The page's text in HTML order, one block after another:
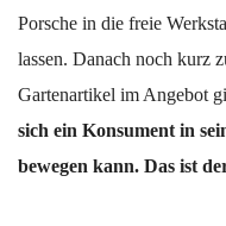
Porsche in die freie
lassen. Danach noch kurz
Gartenartikel im Angebot
sich ein Konsument in
bewegen kann. Das ist